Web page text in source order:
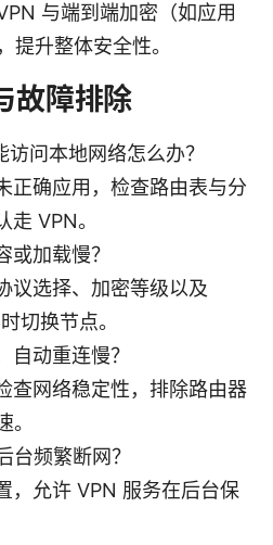
与端到端加密（如应用
提升整体安全性。
故障排除
问本地网络怎么办？
正确应用，检查路由表与分
走 VPN。
或加载慢？
议选择、加密等级以及
切换节点。
自动重连慢？
查网络稳定性，排除路由器
。
台频繁断网？
，允许 VPN 服务在后台保